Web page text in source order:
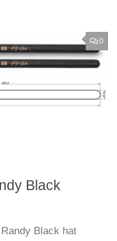
0
Black
Black hat